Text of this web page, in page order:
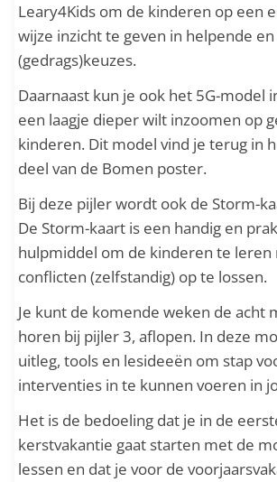
Leary4Kids om de kinderen op een
wijze inzicht te geven in helpende
(gedrags)keuzes.
Daarnaast kun je ook het 5G-model
een laagje dieper wilt inzoomen op
kinderen. Dit model vind je terug in
deel van de Bomen poster.
Bij deze pijler wordt ook de Storm-
De Storm-kaart is een handig en
hulpmiddel om de kinderen te leren
conflicten (zelfstandig) op te lossen.
Je kunt de komende weken de acht
horen bij pijler 3, aflopen. In deze
uitleg, tools en lesideeën om stap
interventies in te kunnen voeren in
Het is de bedoeling dat je in de
kerstvakantie gaat starten met de
lessen en dat je voor de